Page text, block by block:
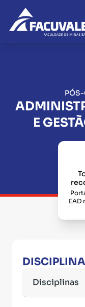
E
EAD
Disciplinas